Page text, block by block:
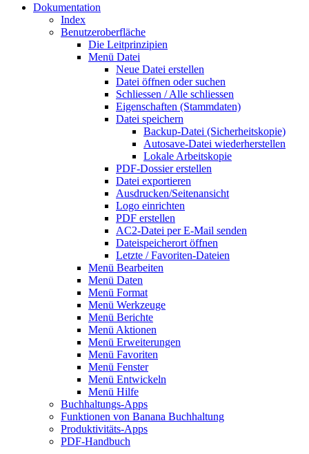
Dokumentation
Index
Benutzeroberfläche
Die Leitprinzipien
Menü Datei
Neue Datei erstellen
Datei öffnen oder suchen
Schliessen / Alle schliessen
Eigenschaften (Stammdaten)
Datei speichern
Backup-Datei (Sicherheitskopie)
Autosave-Datei wiederherstellen
Lokale Arbeitskopie
PDF-Dossier erstellen
Datei exportieren
Ausdrucken/Seitenansicht
Logo einrichten
PDF erstellen
AC2-Datei per E-Mail senden
Dateispeicherort öffnen
Letzte / Favoriten-Dateien
Menü Bearbeiten
Menü Daten
Menü Format
Menü Werkzeuge
Menü Berichte
Menü Aktionen
Menü Erweiterungen
Menü Favoriten
Menü Fenster
Menü Entwickeln
Menü Hilfe
Buchhaltungs-Apps
Funktionen von Banana Buchhaltung
Produktivitäts-Apps
PDF-Handbuch